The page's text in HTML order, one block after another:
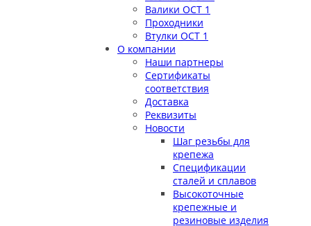
Валики ОСТ 1
Проходники
Втулки ОСТ 1
О компании
Наши партнеры
Сертификаты
соответствия
Доставка
Реквизиты
Новости
Шаг резьбы для
крепежа
Спецификации
сталей и сплавов
Высокоточные
крепежные и
резиновые изделия